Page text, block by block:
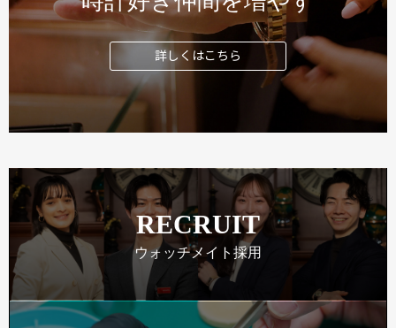
詳しくはこちら
RECRUIT
ウォッチメイト採用